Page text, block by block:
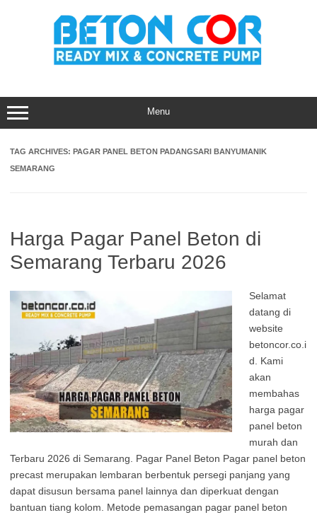
Menu
TAG ARCHIVES: PAGAR PANEL BETON PADANGSARI BANYUMANIK
SEMARANG
Harga Pagar Panel Beton di
Semarang Terbaru 2026
Selamat
datang di
website
betoncor.co.i
d. Kami
akan
membahas
harga pagar
panel beton
murah dan
Terbaru 2026 di Semarang. Pagar Panel Beton Pagar panel beton
precast merupakan lembaran berbentuk persegi panjang yang
dapat disusun bersama panel lainnya dan diperkuat dengan
bantuan tiang kolom. Metode pemasangan pagar panel beton